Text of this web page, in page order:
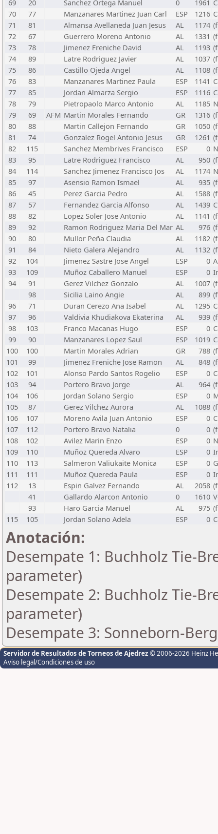
69 20 Sanchez Ortega Manuel 0 1961
70
77 Manzanares Martinez Juan Carl ESP 1216
71
81 Almansa Avellaneda Juan Jesus AL 1174
72
67 Guerrero Moreno Antonio AL 1331
73
78 Jimenez Freniche David AL 1193
74
89 Latre Rodriguez Javier AL 1037
75
86 Castillo Ojeda Angel AL 1108
76
83 Manzanares Martinez Paula ESP 1141
77
85 Jordan Almarza Sergio ESP 1116
78
79 Pietropaolo Marco Antonio AL 1185
79
69 AFM Martin Morales Fernando GR 1316
80
88 Martin Callejon Fernando GR 1050
81
74 Gonzalez Rogel Antonio Jesus GR 1261
82
115 Sanchez Membrives Francisco ESP 0
83
95 Latre Rodriguez Francisco AL 950
84
114 Sanchez Jimenez Francisco Jos AL 1174
85
97 Asensio Ramon Ismael AL 935
86
45 Perez Garcia Pedro AL 1588
87
57 Fernandez Garcia Alfonso AL 1439
88
82 Lopez Soler Jose Antonio AL 1141
89
92 Ramon Rodriguez Maria Del Mar AL 976
90
80 Mullor Peña Claudia AL 1182
91
84 Nieto Galera Alejandro AL 1132
92
104 Jimenez Sastre Jose Angel ESP 0
93
109 Muñoz Caballero Manuel ESP 0
94
91 Gerez Vilchez Gonzalo AL 1007
98
Sicilia Laino Angie AL 899
96
71 Duran Cerezo Ana Isabel AL 1295
97
96 Valdivia Khudiakova Ekaterina AL 939
98
103 Franco Macanas Hugo ESP 0
99
90 Manzanares Lopez Saul ESP 1019
100
100 Martin Morales Adrian GR 788
101
99 Jimenez Freniche Jose Ramon AL 848
102
101 Alonso Pardo Santos Rogelio ESP 0
103
94 Portero Bravo Jorge AL 964
104
106 Jordan Solano Sergio ESP 0
105
87 Gerez Vilchez Aurora AL 1088
106
107 Moreno Avila Juan Antonio ESP 0
107
112 Portero Bravo Natalia 0 0
108
102 Avilez Marin Enzo ESP 0
109
110 Muñoz Quereda Alvaro ESP 0
110
113 Salmeron Valiukaite Monica ESP 0
111
111 Muñoz Quereda Paula ESP 0
112
13 Espin Galvez Fernando AL 2058
41
Gallardo Alarcon Antonio 0 1610
93
Haro Garcia Manuel AL 975
115
105 Jordan Solano Adela ESP 0
Anotación:
Desempate 1: Buchholz Tie-
parameter)
Desempate 2: Buchholz Tie-
parameter)
Desempate 3: Sonneborn-
Servidor de Resultados de Torneos de Ajedrez © 2006-2026 Heinz
Aviso legal/Condiciones de uso